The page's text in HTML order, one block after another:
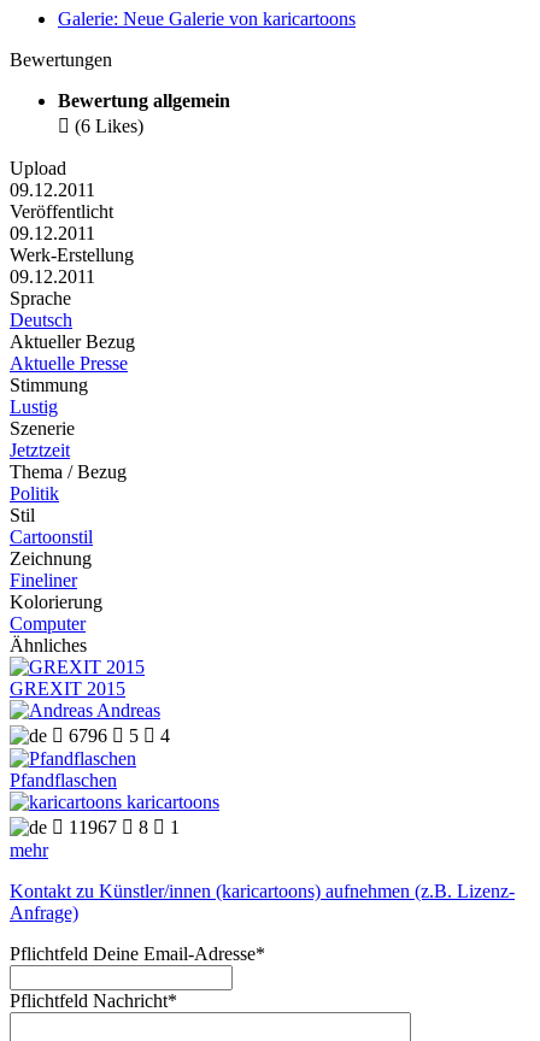
Galerie: Neue Galerie von karicartoons
Bewertungen
Bewertung allgemein
 (6 Likes)
Upload
09.12.2011
Veröffentlicht
09.12.2011
Werk-Erstellung
09.12.2011
Sprache
Deutsch
Aktueller Bezug
Aktuelle Presse
Stimmung
Lustig
Szenerie
Jetztzeit
Thema / Bezug
Politik
Stil
Cartoonstil
Zeichnung
Fineliner
Kolorierung
Computer
Ähnliches
GREXIT 2015
Andreas
 6796  5  4
Pfandflaschen
karicartoons
 11967  8  1
mehr
Kontakt zu Künstler/innen (karicartoons) aufnehmen (z.B. Lizenz-
Anfrage)
Pflichtfeld Deine Email-Adresse*
Pflichtfeld Nachricht*